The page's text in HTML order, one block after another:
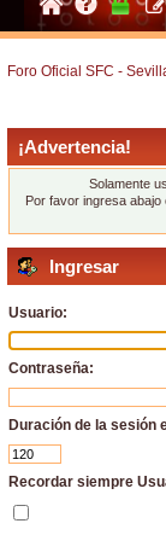
Foro Oficial SFC -
¡Advertencia!
Solamente
Por favor ingresa abajo
Ingresar
Usuario:
Contraseña:
Duración de la sesión
Recordar siempre